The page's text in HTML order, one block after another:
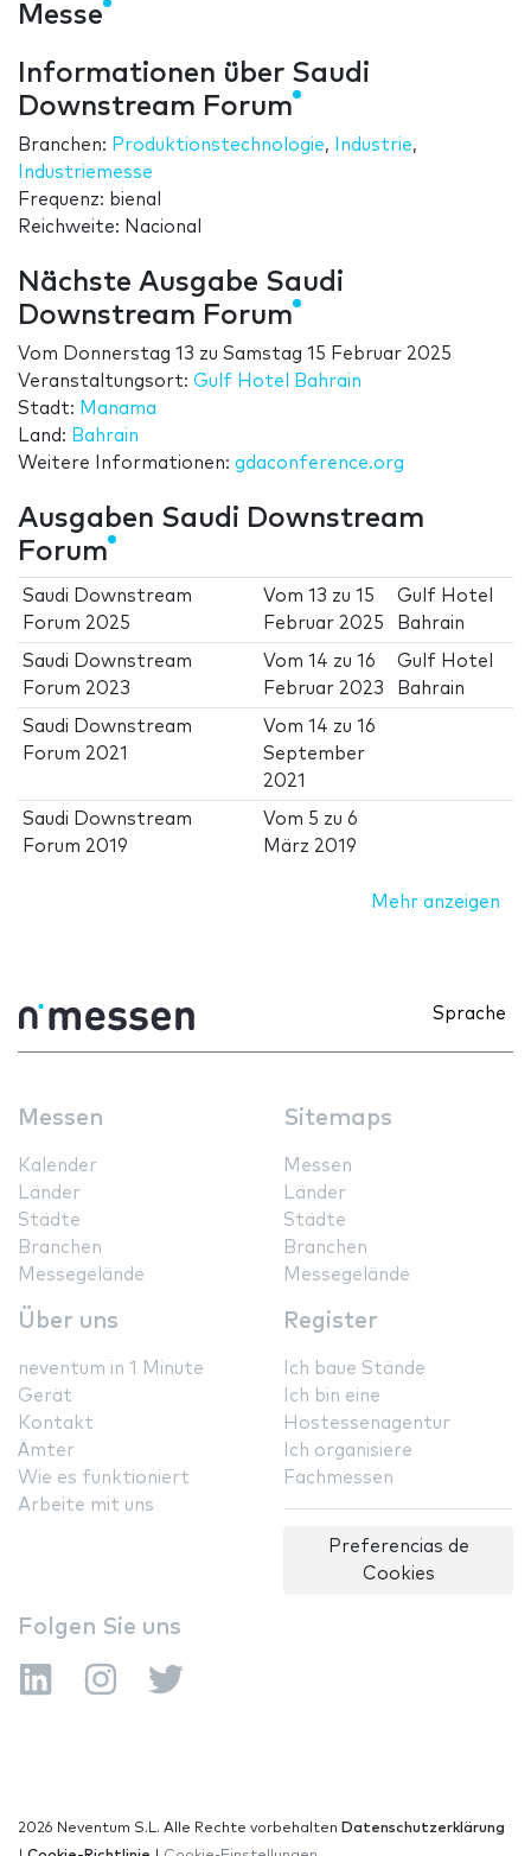
Messe
Informationen über Saudi
Downstream Forum
Branchen: Produktionstechnologie, Industrie,
Industriemesse
Frequenz: bienal
Reichweite: Nacional
Nächste Ausgabe Saudi
Downstream Forum
Vom Donnerstag 13 zu Samstag 15 Februar 2025
Veranstaltungsort: Gulf Hotel Bahrain
Stadt: Manama
Land: Bahrain
Weitere Informationen: gdaconference.org
Ausgaben Saudi Downstream
Forum
Saudi Downstream
Forum 2025
Vom13 zu15
Februar 2025
Gulf Hotel
Bahrain
Saudi Downstream
Forum 2023
Vom14 zu16
Februar 2023
Gulf Hotel
Bahrain
Saudi Downstream
Forum 2021
Vom14 zu16
September
2021
Saudi Downstream
Forum 2019
Vom 5 zu6
März 2019
Mehr anzeigen
Sprache
Messen
Kalender
Länder
Städte
Branchen
Messegelände
Sitemaps
Messen
Länder
Städte
Branchen
Messegelände
Über uns
neventum in 1 Minute
Gerät
Kontakt
Ämter
Wie es funktioniert
Arbeite mit uns
Register
Ich baue Stände
Ich bin eine
Hostessenagentur
Ich organisiere
Fachmessen
Preferencias de
Cookies
Folgen Sie uns
2026 Neventum S.L. Alle Rechte vorbehalten Datenschutzerklärung